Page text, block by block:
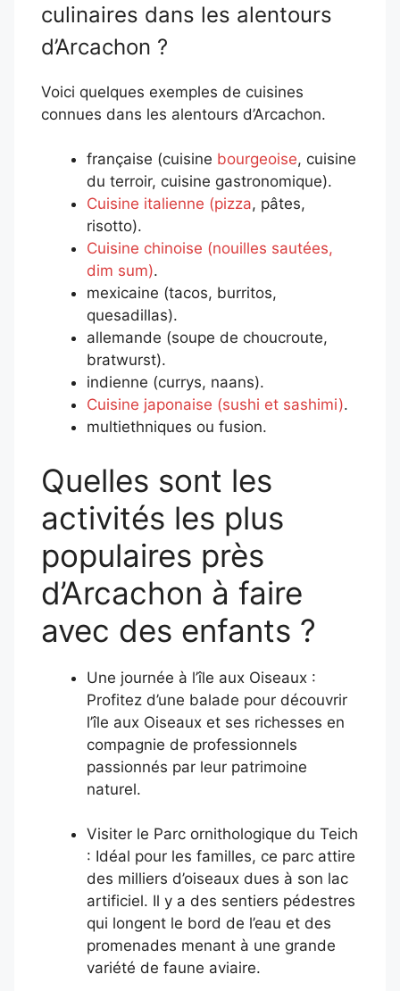
culinaires dans les alentours
d’Arcachon ?
Voici quelques exemples de cuisines
connues dans les alentours d’Arcachon.
française (cuisine bourgeoise, cuisine
du terroir, cuisine gastronomique).
Cuisine italienne (pizza, pâtes,
risotto).
Cuisine chinoise (nouilles sautées,
dim sum).
mexicaine (tacos, burritos,
quesadillas).
allemande (soupe de choucroute,
bratwurst).
indienne (currys, naans).
Cuisine japonaise (sushi et sashimi).
multiethniques ou fusion.
Quelles sont les
activités les plus
populaires près
d’Arcachon à faire
avec des enfants ?
Une journée à l’île aux Oiseaux :
Profitez d’une balade pour découvrir
l’île aux Oiseaux et ses richesses en
compagnie de professionnels
passionnés par leur patrimoine
naturel.
Visiter le Parc ornithologique du Teich
: Idéal pour les familles, ce parc attire
des milliers d’oiseaux dues à son lac
artificiel. Il y a des sentiers pédestres
qui longent le bord de l’eau et des
promenades menant à une grande
variété de faune aviaire.